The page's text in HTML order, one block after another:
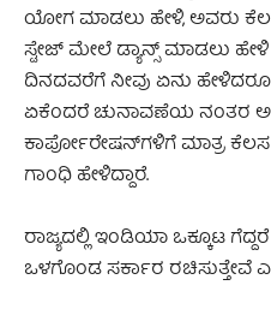
ಯೋಗ ಮಾಡಲು ಹೇಳಿ, ಅವರು
ಸ್ಟೇಜ್ ಮೇಲೆ ಡ್ಯಾನ್ಸ್ ಮಾಡಲು
ದಿನದವರೆಗೆ ನೀವು ಏನು
ಏಕೆಂದರೆ ಚುನಾವಣೆಯ ನಂತರ
ಕಾರ್ಪೋರೇಷನ್‌ಗಳಿಗೆ ಮಾತ್ರ ಕೆಲಸ
ಗಾಂಧಿ ಹೇಳಿದ್ದಾರೆ.
ರಾಜ್ಯದಲ್ಲಿ ಇಂಡಿಯಾ ಒಕ್ಕೂಟ
ಒಳಗೊಂಡ ಸರ್ಕಾರ ರಚಿಸುತ್ತೇವೆ